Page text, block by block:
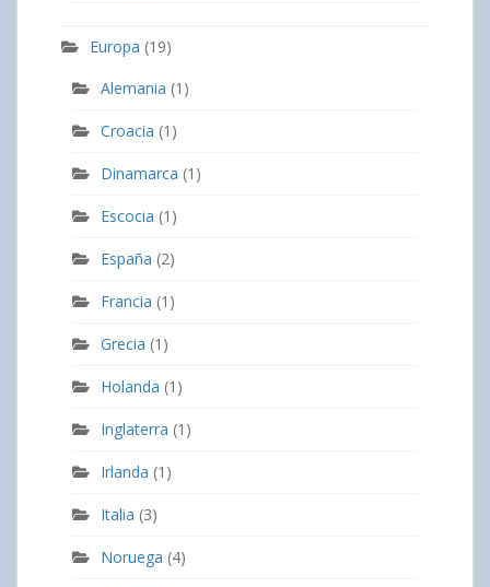
Europa (19)
Alemania (1)
Croacia (1)
Dinamarca (1)
Escocia (1)
España (2)
Francia (1)
Grecia (1)
Holanda (1)
Inglaterra (1)
Irlanda (1)
Italia (3)
Noruega (4)